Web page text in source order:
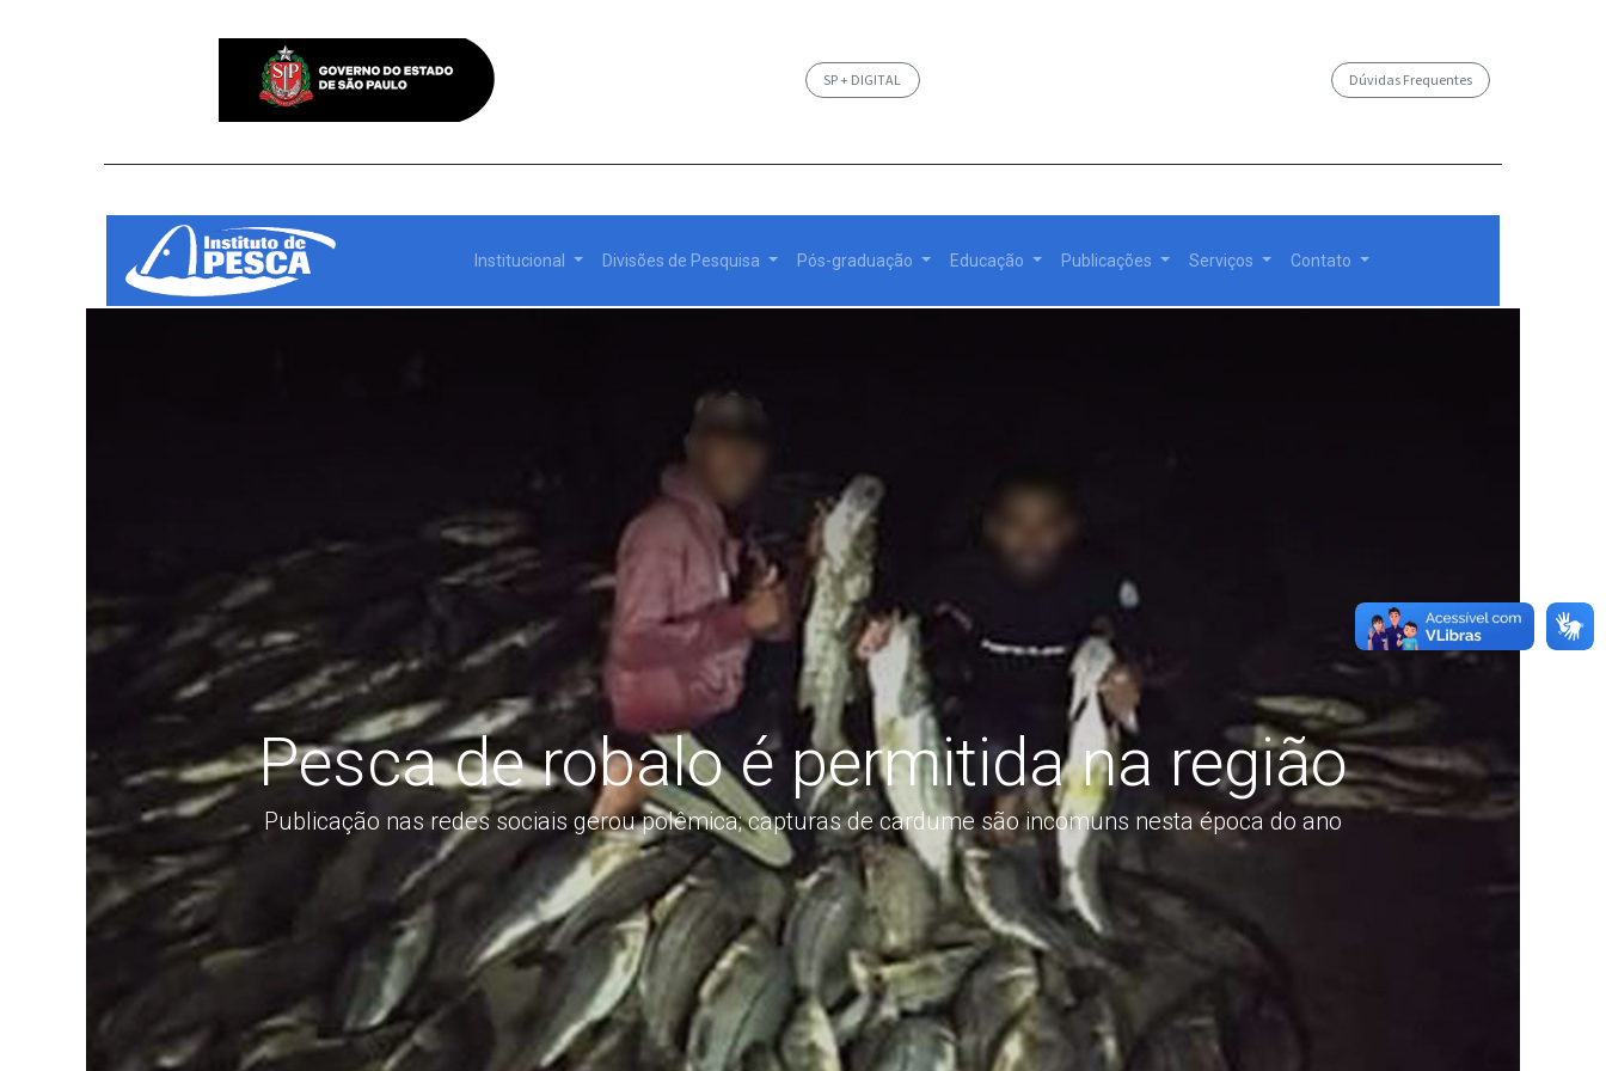
SP + DIGITAL Dúvidas Frequentes
Institucional Divisões de Pesquisa Pós-graduação Educação Publicações Serviços Contato
Pesca de robalo é permitida na região
Publicação nas redes sociais gerou polêmica; capturas de cardume são incomuns nesta época do ano